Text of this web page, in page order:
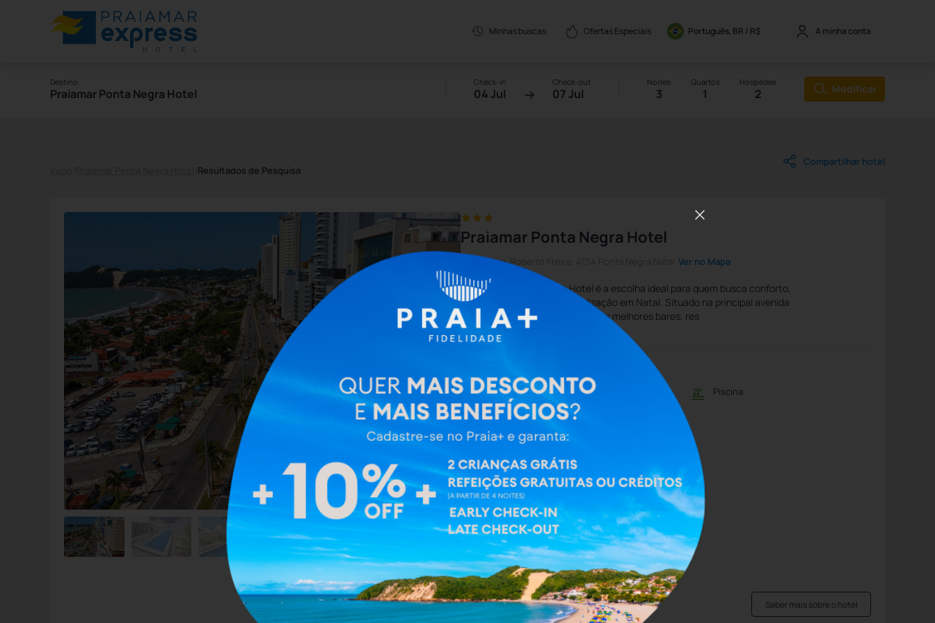
Minhas buscas Ofertas Especiais Português, BR / R$ A minha conta
Destino
Praiamar Ponta Negra Hotel
Check-in
04 Jul
Check-out
07 Jul
Noites
3
Quartos
1
Hóspedes
2 Modificar
Resultados de Pesquisa
Compartilhar hotel
53
Praiamar Ponta Negra Hotel
Av. Eng. Roberto Freire, 4014 Ponta Negra Natal Ver no Mapa
O Praiamar Ponta Negra Hotel é a escolha ideal para quem busca conforto,
praticidade e excelente localização em Natal. Situado na principal avenida
de Ponta Negra, está próximo aos melhores bares, res
Ler mais
Acessibilidade
para Cadeira de
Rodas
Piscina
Wifi Gratuito
Saber mais sobre o hotel